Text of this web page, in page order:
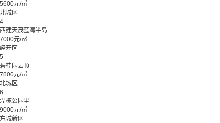
5600元/㎡
北城区
4
西建天茂蓝湾半岛
7000元/㎡
经开区
5
碧桂园云顶
7800元/㎡
北城区
6
湟栋公园里
9000元/㎡
东城新区